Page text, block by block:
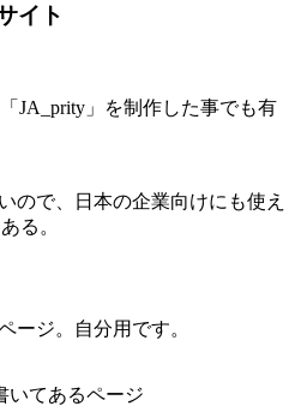
イト
JA_prity」を制作した事でも有
ので、日本の企業向けにも使え
る。
ージ。自分用です。
いてあるページ